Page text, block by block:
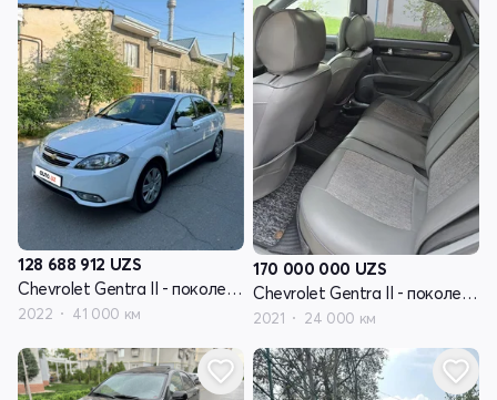
128 688 912 UZS
Chevrolet Gentra II - поколение
2022 41 000 км
170 000 000 UZS
Chevrolet Gentra II - поколение
2021 24 000 км